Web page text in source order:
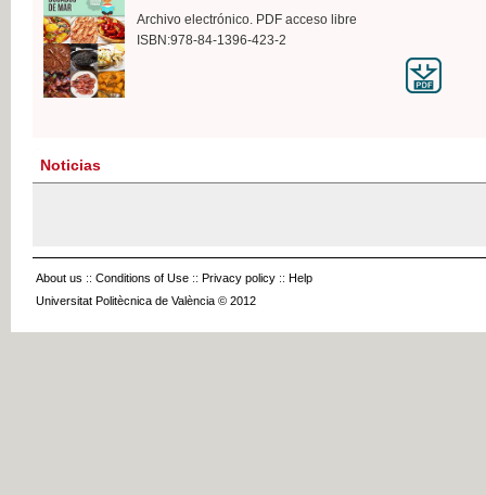
Archivo electrónico. PDF acceso libre
ISBN:978-84-1396-423-2
Noticias
About us :: Conditions of Use :: Privacy policy :: Help
Universitat Politècnica de València © 2012